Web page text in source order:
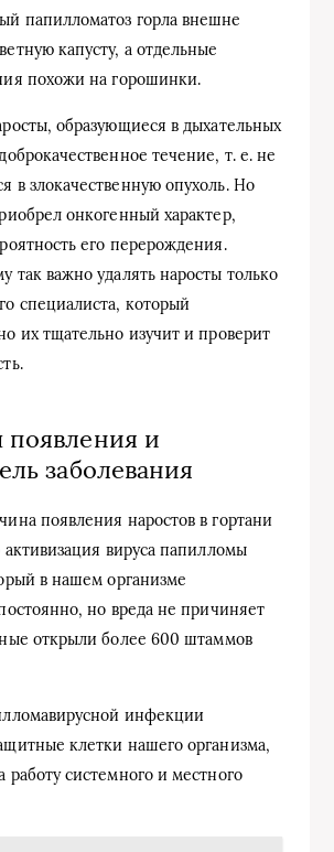
папилломатоз горла внешне
капусту, а отдельные
похожи на горошинки.
образующиеся в дыхательных
течение, т. е. не
в злокачественную опухоль. Но
онкогенный характер,
его перерождения.
так важно удалять наросты только
специалиста, который
их тщательно изучит и проверит
и
заболевания
появления наростов в гортани
активизация вируса папилломы
в нашем организме
но вреда не причиняет
открыли более 600 штаммов
инфекции
клетки нашего организма,
работу системного и местного